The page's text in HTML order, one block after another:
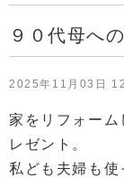
９０代母へ
2025年11月03日
家をリフォー
レゼント。
私ども夫婦も使